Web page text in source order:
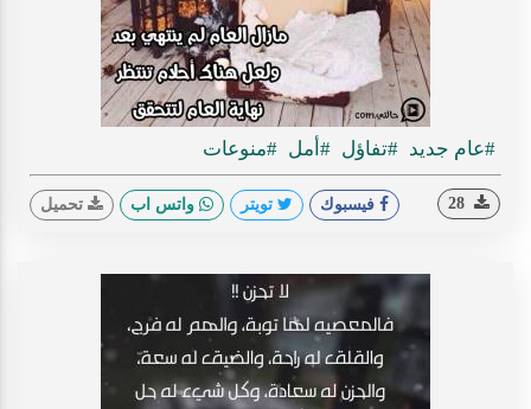
#عام جديد #تفاؤل #أمل #منوعات
فيسبوك تويتر واتس اب تحميل